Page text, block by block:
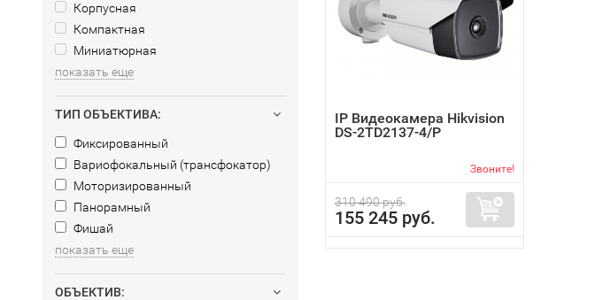
Корпусная
Компактная
Миниатюрная
показать еще
ТИП ОБЪЕКТИВА:
Фиксированный
Вариофокальный (трансфокатор)
Моторизированный
Панорамный
Фишай
показать еще
ОБЪЕКТИВ:
IP Видеокамера Hikvision
DS-2TD2137-4/P
Звоните!
310 490 руб.
155 245 руб.